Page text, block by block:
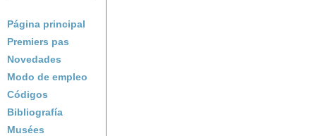
Página principal
Premiers pas
Novedades
Modo de empleo
Códigos
Bibliografía
Musées